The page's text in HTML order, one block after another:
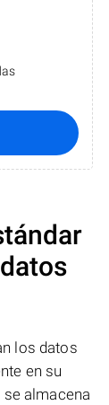
los datos
en su
almacena